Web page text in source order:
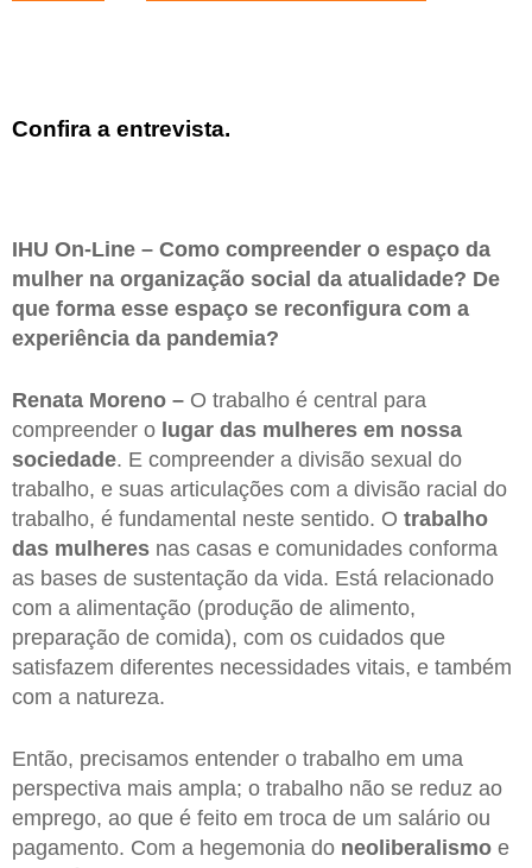
Confira a entrevista.
IHU On-Line – Como compreender o espaço da
mulher na organização social da atualidade? De
que forma esse espaço se reconfigura com a
experiência da pandemia?
Renata Moreno – O trabalho é central para
compreender o lugar das mulheres em nossa
sociedade. E compreender a divisão sexual do
trabalho, e suas articulações com a divisão racial do
trabalho, é fundamental neste sentido. O trabalho
das mulheres nas casas e comunidades conforma
as bases de sustentação da vida. Está relacionado
com a alimentação (produção de alimento,
preparação de comida), com os cuidados que
satisfazem diferentes necessidades vitais, e também
com a natureza.
Então, precisamos entender o trabalho em uma
perspectiva mais ampla; o trabalho não se reduz ao
emprego, ao que é feito em troca de um salário ou
pagamento. Com a hegemonia do neoliberalismo e